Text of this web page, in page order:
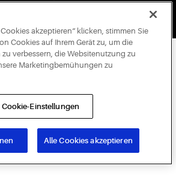
reserved.
akzeptieren“ klicken, stimmen Sie
Cookies auf Ihrem Gerät zu, um die
verbessern, die Websitenutzung zu
Marketingbemühungen zu
Cookie-Einstellungen
Alle Cookies akzeptieren